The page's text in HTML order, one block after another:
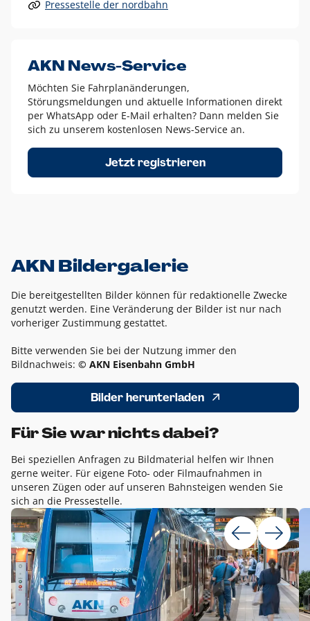
Alle anderen Logo-Varianten dürfen nur in Ausnahmefällen
Diese Ausnahmen sind zum Beispiel:
dem AKN Blau,
weißes Logo auf Fotohintergründen,
schwarzes Logo für reine Schwarz-Weiß-Umsetzungen
Um das Logo herum muss ein Schutzraum von jeweils einer
Höhe bzw. Breite des N aus AKN in alle Richtungen
Pressestelle der nordbahn
AKN News-Service
Möchten Sie Fahrplanänderungen,
Störungsmeldungen und aktuelle Informationen direkt
per WhatsApp oder E-Mail erhalten? Dann melden Sie
sich zu unserem kostenlosen News-Service an.
Jetzt registrieren
AKN Bildergalerie
Die bereitgestellten Bilder können für redaktionelle Zwecke
genutzt werden. Eine Veränderung der Bilder ist nur nach
vorheriger Zustimmung gestattet.
Bitte verwenden Sie bei der Nutzung immer den
Bildnachweis: © AKN Eisenbahn GmbH
Bilder herunterladen
Für Sie war nichts dabei?
Bei speziellen Anfragen zu Bildmaterial helfen wir Ihnen
gerne weiter. Für eigene Foto- oder Filmaufnahmen in
unseren Zügen oder auf unseren Bahnsteigen wenden Sie
sich an die Pressestelle.